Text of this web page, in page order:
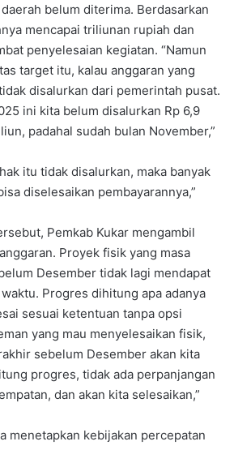
belum diterima. Berdasarkan
mencapai triliunan rupiah dan
penyelesaian kegiatan. “Namun
target itu, kalau anggaran yang
disalurkan dari pemerintah pusat.
ini kita belum disalurkan Rp 6,9
padahal sudah bulan November,”
itu tidak disalurkan, maka banyak
diselesaikan pembayarannya,”
Pemkab Kukar mengambil
Proyek fisik yang masa
Desember tidak lagi mendapat
Progres dihitung apa adanya
sesuai ketentuan tanpa opsi
yang mau menyelesaikan fisik,
sebelum Desember akan kita
progres, tidak ada perpanjangan
dan akan kita selesaikan,”
menetapkan kebijakan percepatan